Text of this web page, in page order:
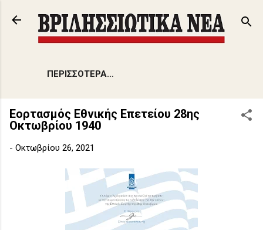
Μετάβαση στο κύριο περιεχόμενο
ΠΕΡΙΣΣΌΤΕΡΑ…
Εορτασμός Εθνικής Επετείου 28ης
Οκτωβρίου 1940
- Οκτωβρίου 26, 2021